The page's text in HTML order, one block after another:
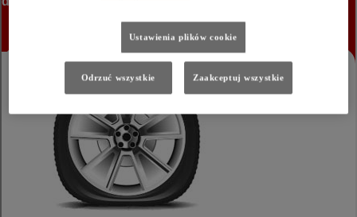
Ustawienia plików cookie
Odrzuć wszystkie Zaakceptuj wszystkie